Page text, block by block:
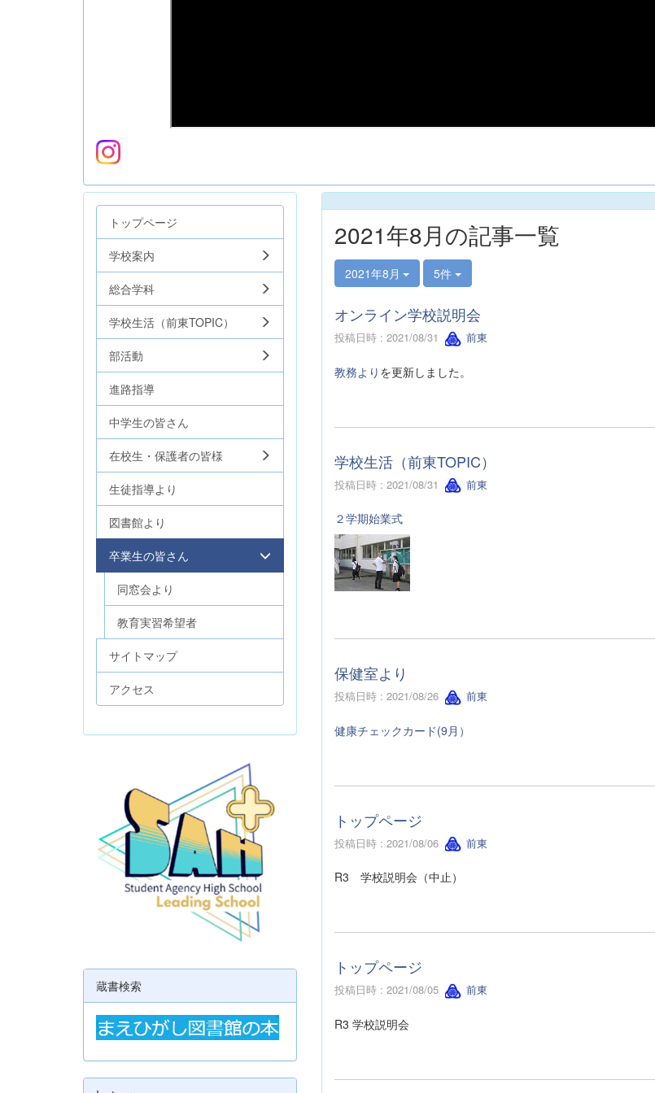
2021年8月の記事一覧
2021年8月 5件
オンライン学校説明会
投稿日時 : 2021/08/31 前東
教務より を更新しました。
学校生活（前東TOPIC）
投稿日時 : 2021/08/31 前東
２学期始業式
保健室より
投稿日時 : 2021/08/26 前東
健康チェックカード(9月）
トップページ
投稿日時 : 2021/08/06 前東
R3 学校説明会（中止）
トップページ
投稿日時 : 2021/08/05 前東
R3 学校説明会
トップページ
学校案内
総合学科
学校生活（前東TOPIC）
部活動
進路指導
中学生の皆さん
在校生・保護者の皆様
生徒指導より
図書館より
卒業生の皆さん
同窓会より
教育実習希望者
サイトマップ
アクセス
蔵書検索